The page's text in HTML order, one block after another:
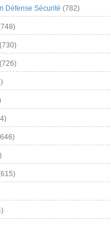
Défense Sécurité (782)
(726)